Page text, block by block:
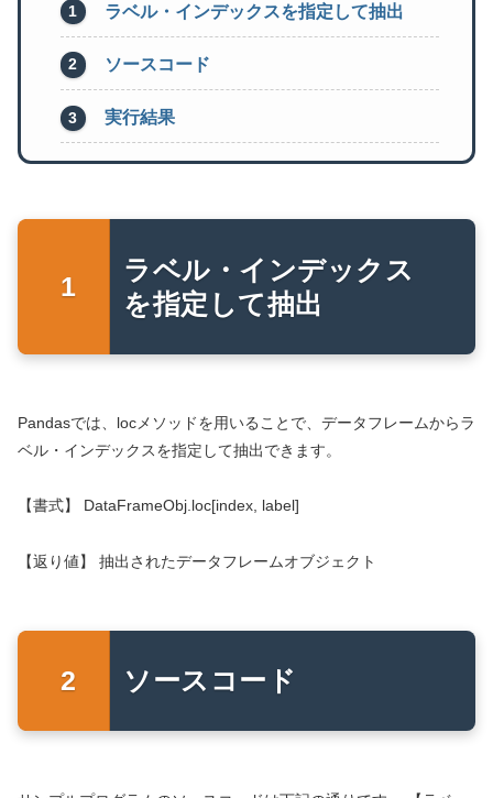
ラベル・インデックスを指定して抽出
ソースコード
実行結果
ラベル・インデックス
を指定して抽出
Pandasでは、locメソッドを用いることで、データフレームからラ
ベル・インデックスを指定して抽出できます。
【書式】 DataFrameObj.loc[index, label]
【返り値】 抽出されたデータフレームオブジェクト
ソースコード